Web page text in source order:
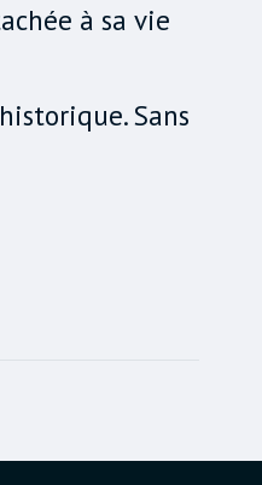
à sa vie
Sans